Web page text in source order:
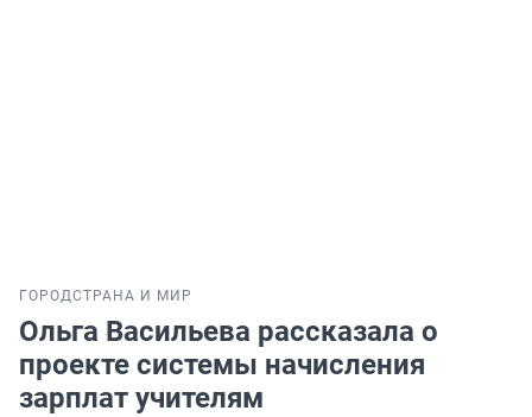
ГОРОДСТРАНА И МИР
Ольга Васильева рассказала о
проекте системы начисления
зарплат учителям